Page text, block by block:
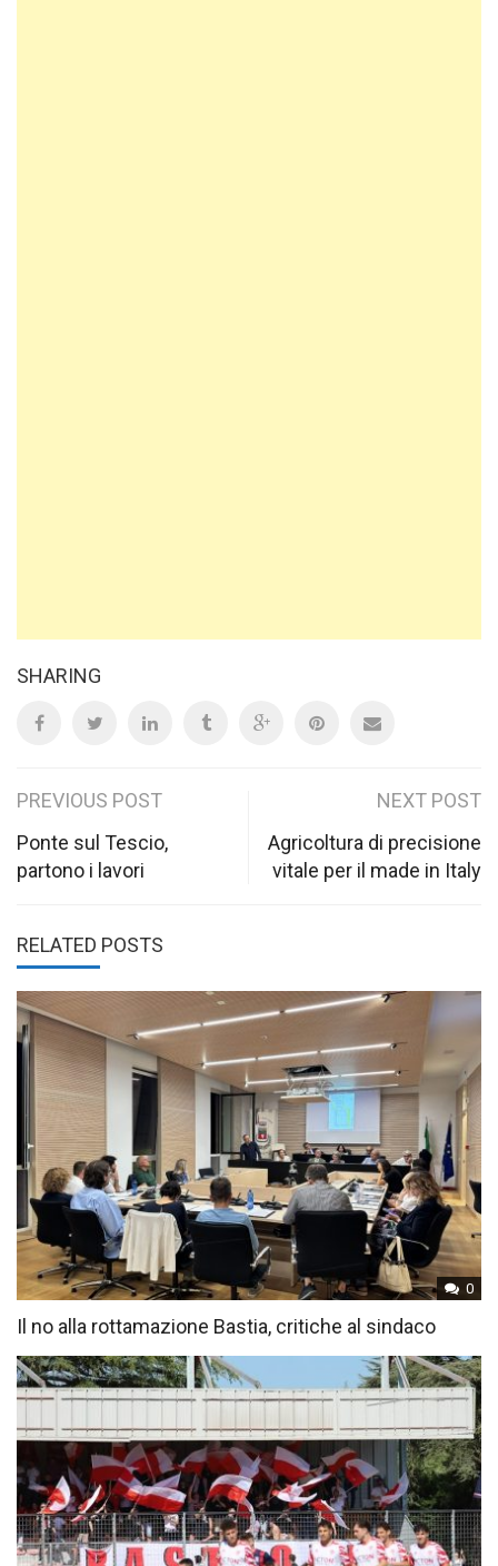
SHARING
Post
navigation
PREVIOUS POST
Ponte sul Tescio,
partono i lavori
NEXT POST
Agricoltura di precisione
vitale per il made in Italy
RELATED POSTS
0
Il no alla rottamazione Bastia, critiche al sindaco